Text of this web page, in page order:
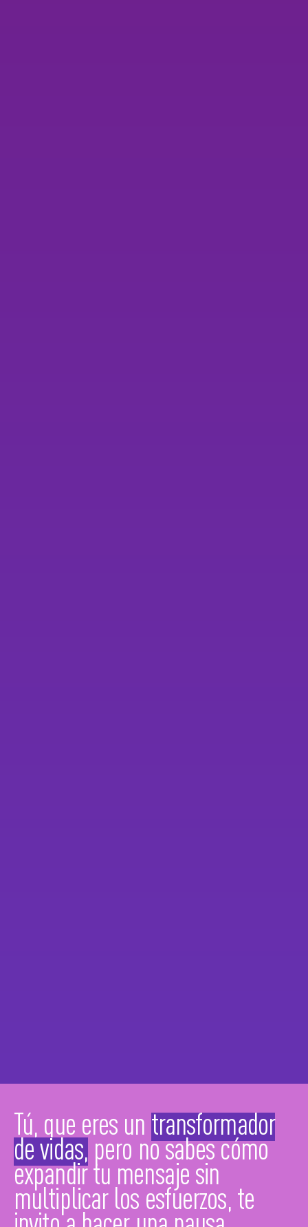
Tú, que eres untransformador
de vidas,pero no sabes cómo
expandir tu mensaje sin
multiplicar los esfuerzos, te